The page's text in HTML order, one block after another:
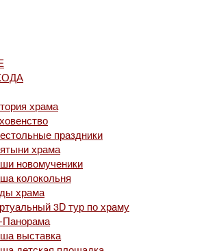
храма
праздники
храма
новомученики
колокольня
храма
3D тур по храму
Панорама
выставка